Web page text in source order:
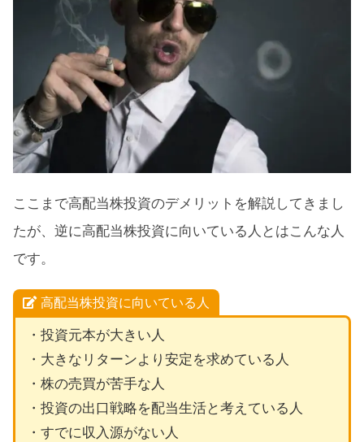
ここまで高配当株投資のデメリットを解説してきまし
たが、逆に高配当株投資に向いている人とはこんな人
です。
高配当株投資に向いている人
・投資元本が大きい人
・大きなリターンより安定を求めている人
・株の売買が苦手な人
・投資の出口戦略を配当生活と考えている人
・すでに収入源がない人